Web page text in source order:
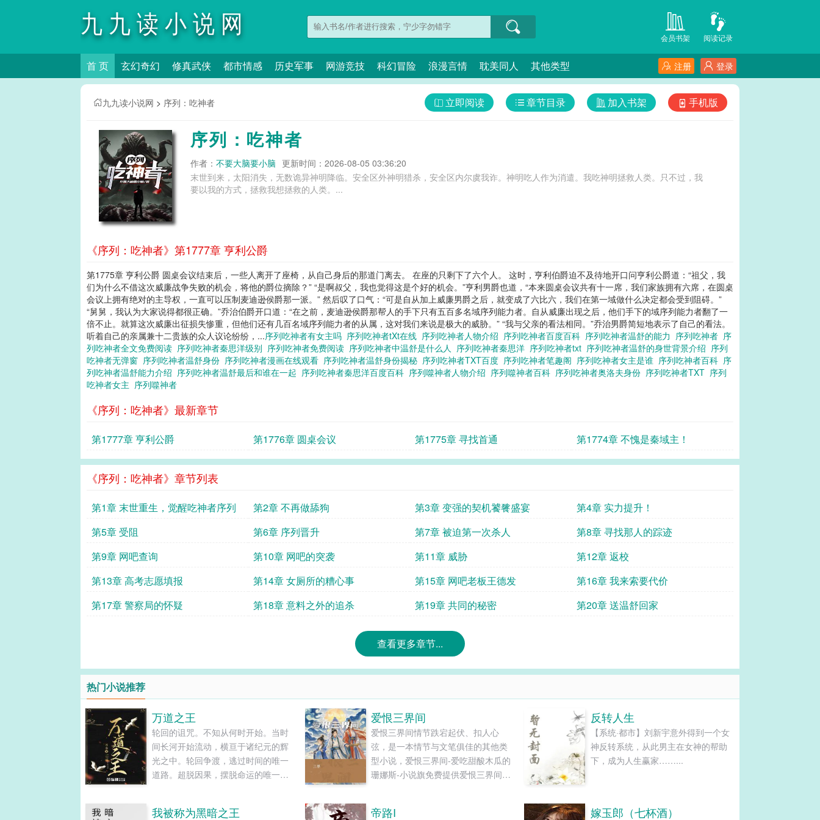
九九读小说网 阅读记录
会员书架
首 页 玄幻奇幻 修真武侠 都市情感 历史军事 网游竞技 科幻冒险 浪漫言情 耽美同人 其他类型 登录
注册
九九读小说网 > 序列：吃神者 手机版
加入书架
章节目录
立即阅读
序列：吃神者
作者： 不要大脑要小脑 更新时间：2026-08-05 03:36:20
末世到来，太阳消失，无数诡异神明降临。安全区外神明猎杀，安全区内尔虞我诈。神明吃人作为消遣。我吃神明拯救人类。只不过，我
要以我的方式，拯救我想拯救的人类。...
《序列：吃神者》第1777章 亨利公爵
第1775章 亨利公爵 圆桌会议结束后，一些人离开了座椅，从自己身后的那道门离去。 在座的只剩下了六个人。 这时，亨利伯爵迫不及待地开口问亨利公爵道：“祖父，我
们为什么不借这次威廉战争失败的机会，将他的爵位摘除？” “是啊叔父，我也觉得这是个好的机会。”亨利男爵也道，“本来圆桌会议共有十一席，我们家族拥有六席，在圆桌
会议上拥有绝对的主导权，一直可以压制麦迪逊侯爵那一派。” 然后叹了口气：“可是自从加上威廉男爵之后，就变成了六比六，我们在第一域做什么决定都会受到阻碍。”
“舅舅，我认为大家说得都很正确。”乔治伯爵开口道：“在之前，麦迪逊侯爵那帮人的手下只有五百多名域序列能力者。自从威廉出现之后，他们手下的域序列能力者翻了一
倍不止。就算这次威廉出征损失惨重，但他们还有几百名域序列能力者的从属，这对我们来说是极大的威胁。” “我与父亲的看法相同。”乔治男爵简短地表示了自己的看法。
听着自己的亲属兼十二贵族的众人议论纷纷，...序列吃神者有女主吗 序列吃神者tXt在线 序列吃神者人物介绍 序列吃神者百度百科 序列吃神者温舒的能力 序列吃神者 序
列吃神者全文免费阅读 序列吃神者秦思洋级别 序列吃神者免费阅读 序列吃神者中温舒是什么人 序列吃神者秦思洋 序列吃神者txt 序列吃神者温舒的身世背景介绍 序列
吃神者无弹窗 序列吃神者温舒身份 序列吃神者漫画在线观看 序列吃神者温舒身份揭秘 序列吃神者TXT百度 序列吃神者笔趣阁 序列吃神者女主是谁 序列吃神者百科 序
列吃神者温舒能力介绍 序列吃神者温舒最后和谁在一起 序列吃神者秦思洋百度百科 序列噬神者人物介绍 序列噬神者百科 序列吃神者奥洛夫身份 序列吃神者TXT 序列
吃神者女主 序列噬神者
《序列：吃神者》最新章节
第1777章 亨利公爵 第1776章 圆桌会议 第1775章 寻找首通 第1774章 不愧是秦域主！
《序列：吃神者》章节列表
第1章 末世重生，觉醒吃神者序列 第2章 不再做舔狗 第3章 变强的契机饕餮盛宴
第4章 实力提升！
第5章 受阻
第6章 序列晋升 第7章 被迫第一次杀人
第8章 寻找那人的踪迹
第9章 网吧查询
第10章 网吧的突袭 第11章 威胁
第12章 返校
第13章 高考志愿填报
第14章 女厕所的糟心事 第15章 网吧老板王德发
第16章 我来索要代价
第17章 警察局的怀疑
第18章 意料之外的追杀 第19章 共同的秘密 第20章 送温舒回家
查看更多章节...
热门小说推荐
万道之王
轮回的诅咒。不知从何时开始。当时
间长河开始流动，横亘于诸纪元的辉
光之中。轮回争渡，逃过时间的唯一
道路。超脱因果，摆脱命运的唯一方
河的那边，是朋友，还是敌人？从中
爱恨三界间
爱恨三界间情节跌宕起伏、扣人心
弦，是一本情节与文笔俱佳的其他类
型小说，爱恨三界间-爱吃甜酸木瓜的
珊娜斯-小说旗免费提供爱恨三界间最
反转人生
【系统·都市】刘新宇意外得到一个女
神反转系统，从此男主在女神的帮助
下，成为人生赢家……...
我被称为黑暗之王 帝路I 嫁玉郎（七杯酒）